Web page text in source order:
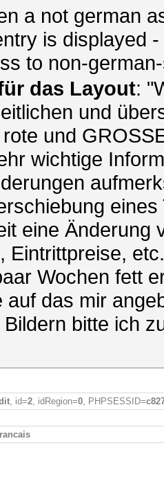
a not german
is displayed
to non-
das Layout:
und
und
wichtige
eine Änderung
Eintrittpreise,
Wochen fett
auf das mir
bitte ich
, id=2, idRegion=0, PHPSESSID=